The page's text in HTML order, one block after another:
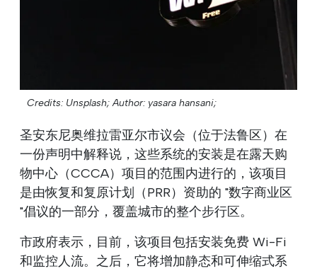
Credits: Unsplash; Author: yasara hansani;
圣安东尼奥维拉雷亚尔市议会（位于法鲁区）在
一份声明中解释说，这些系统的安装是在露天购
物中心（CCCA）项目的范围内进行的，该项目
是由恢复和复原计划（PRR）资助的 "数字商业区
"倡议的一部分，覆盖城市的整个步行区。
市政府表示，目前，该项目包括安装免费 Wi-Fi
和监控人流。之后，它将增加静态和可伸缩式系